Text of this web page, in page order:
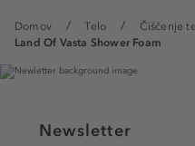
Domov Telo Čiščenje
Land Of Vasta Shower Foam
Newsletter